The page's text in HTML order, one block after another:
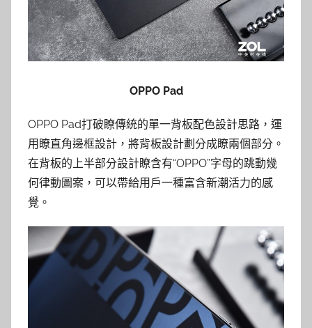
OPPO Pad
OPPO Pad打破瞭傳統的單一背板配色設計思路，運
用瞭直角邊框設計，將背板設計劃分成瞭兩個部分。
在背板的上半部分設計瞭含有“OPPO”字母的跳動幾
何律動圖案，可以帶給用戶一種富含新潮活力的感
覺。